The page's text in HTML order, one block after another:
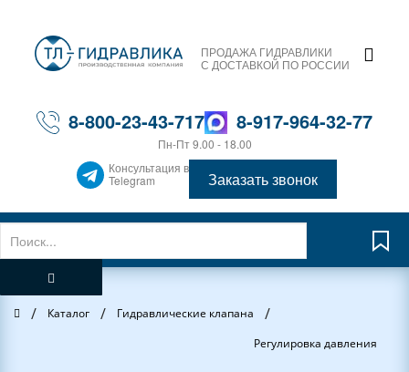
ПРОДАЖА ГИДРАВЛИКИ
С ДОСТАВКОЙ ПО РОССИИ
8-800-23-43-717 8-917-964-32-77
Пн-Пт 9.00 - 18.00
Консультация в
Telegram
Заказать звонок
Главная
/ Каталог / Гидравлические клапана /
Регулировка давления